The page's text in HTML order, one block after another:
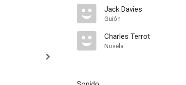
Jack Davies
Guión
Charles Terrot
Novela